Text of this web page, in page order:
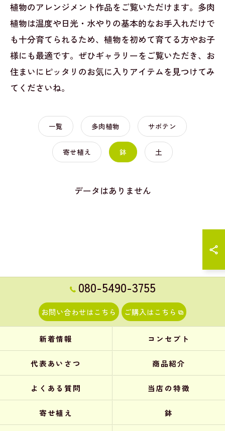
植物のアレンジメント作品をご覧いただけます。多肉
植物は温度や日光・水やりの基本的なお手入れだけで
も十分育てられるため、植物を初めて育てる方やお子
様にも最適です。ぜひギャラリーをご覧いただき、お
住まいにピッタリのお気に入りアイテムを見つけてみ
てくださいね。
一覧 多肉植物 サボテン
寄せ植え 鉢 土
データはありません
080-5490-3755
お問い合わせはこちら ご購入はこちら
新着情報 コンセプト
代表あいさつ 商品紹介
よくある質問 当店の特徴
寄せ植え 鉢